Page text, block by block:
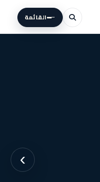
القائمة
›